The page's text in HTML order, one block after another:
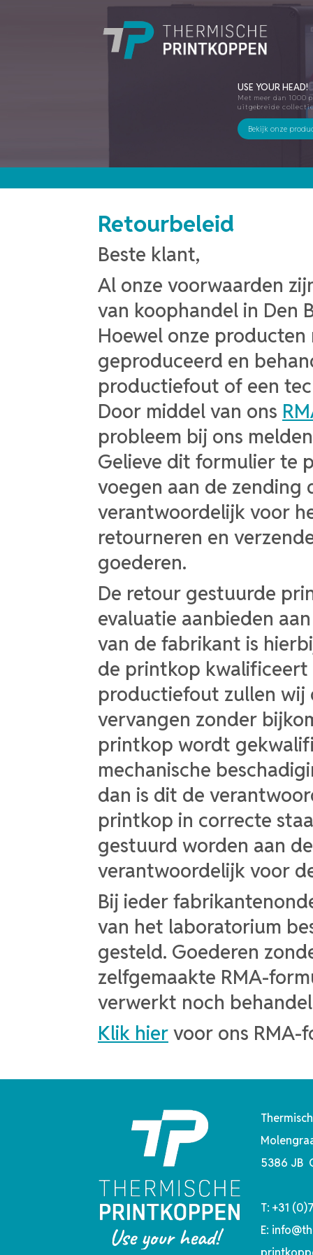
USE YOUR HEAD!
Met meer dan 1000
uitgebreide
Bekijk onze
Retourbeleid
Beste klant,
Al onze voorwaarden
van koophandel in Den
Hoewel onze
geproduceerd en
productiefout of een
Door middel van ons
probleem bij ons
Gelieve dit formulier te
voegen aan de zending
verantwoordelijk voor
retourneren en
goederen.
De retour gestuurde
evaluatie aanbieden
van de fabrikant is
de printkop kwalificeert
productiefout zullen
vervangen zonder
printkop wordt
mechanische
dan is dit de
printkop in correcte
gestuurd worden aan
verantwoordelijk voor
Bij ieder
van het laboratorium
gesteld. Goederen
zelfgemaakte RMA-
verwerkt noch
Klik hiervoor ons RMA-
5386 JB
T: +31
E: